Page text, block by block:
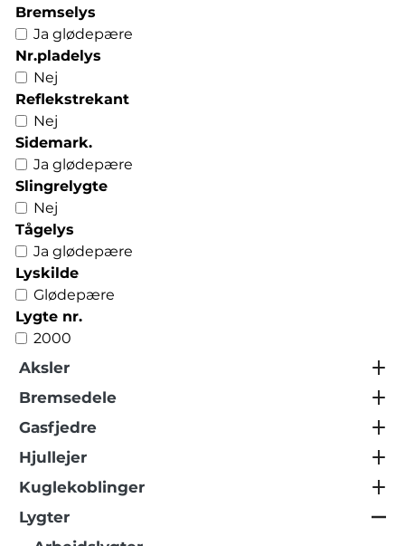
Bremselys
Ja glødepære
Nr.pladelys
Nej
Reflekstrekant
Nej
Sidemark.
Ja glødepære
Slingrelygte
Nej
Tågelys
Ja glødepære
Lyskilde
Glødepære
Lygte nr.
2000
Aksler
Bremsedele
Gasfjedre
Hjullejer
Kuglekoblinger
Lygter